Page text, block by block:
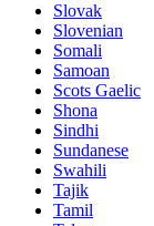
Slovak
Slovenian
Somali
Samoan
Scots Gaelic
Shona
Sindhi
Sundanese
Swahili
Tajik
Tamil